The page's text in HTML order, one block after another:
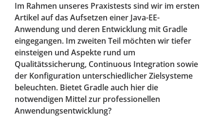
Im Rahmen unseres Praxistests sind wir im ersten
Artikel auf das Aufsetzen einer Java-EE-
Anwendung und deren Entwicklung mit Gradle
eingegangen. Im zweiten Teil möchten wir tiefer
einsteigen und Aspekte rund um
Qualitätssicherung, Continuous Integration sowie
der Konfiguration unterschiedlicher Zielsysteme
beleuchten. Bietet Gradle auch hier die
notwendigen Mittel zur professionellen
Anwendungsentwicklung?